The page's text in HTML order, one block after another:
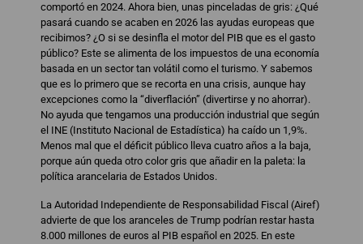
comportó en 2024. Ahora bien, unas pinceladas de gris: ¿Qué
pasará cuando se acaben en 2026 las ayudas europeas que
recibimos? ¿O si se desinfla el motor del PIB que es el gasto
público? Este se alimenta de los impuestos de una economía
basada en un sector tan volátil como el turismo. Y sabemos
que es lo primero que se recorta en una crisis, aunque hay
excepciones como la “diverflación” (divertirse y no ahorrar).
No ayuda que tengamos una producción industrial que según
el INE (Instituto Nacional de Estadística) ha caído un 1,9%.
Menos mal que el déficit público lleva cuatro años a la baja,
porque aún queda otro color gris que añadir en la paleta: la
política arancelaria de Estados Unidos.
La Autoridad Independiente de Responsabilidad Fiscal (Airef)
advierte de que los aranceles de Trump podrían restar hasta
8.000 millones de euros al PIB español en 2025. En este